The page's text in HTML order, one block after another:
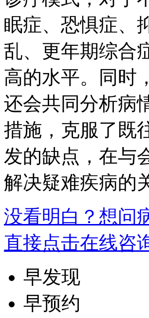
眠症、恐惧症、
乱、更年期综合
高的水平。同时
还会共同分析病
措施，克服了既
发的缺点，在与
解决疑难疾病的
没看明白？想问
直接点击在线咨
早发现
早预约